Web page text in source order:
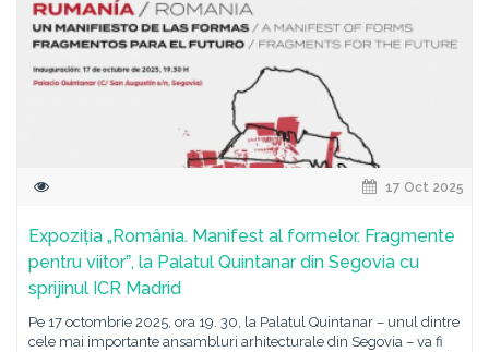
17 Oct 2025
Expoziția „România. Manifest al formelor. Fragmente
pentru viitorˮ, la Palatul Quintanar din Segovia cu
sprijinul ICR Madrid
Pe 17 octombrie 2025, ora 19. 30, la Palatul Quintanar – unul dintre
cele mai importante ansambluri arhitecturale din Segovia – va fi